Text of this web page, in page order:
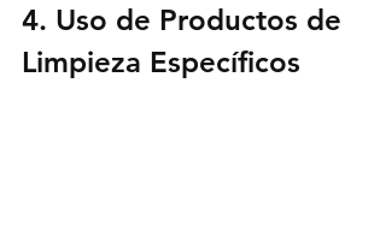
4. Uso de Productos de
Limpieza Específicos